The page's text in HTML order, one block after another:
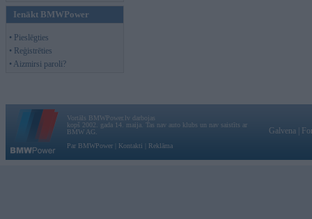
Ienākt BMWPower
• Pieslēgties
• Reģistrēties
• Aizmirsi paroli?
Vortāls BMWPower.lv darbojas
kopš 2002. gada 14. maija. Tas nav auto klubs un nav saistīts ar
BMW AG.
Par BMWPower
Kontakti Reklāma
Galvena